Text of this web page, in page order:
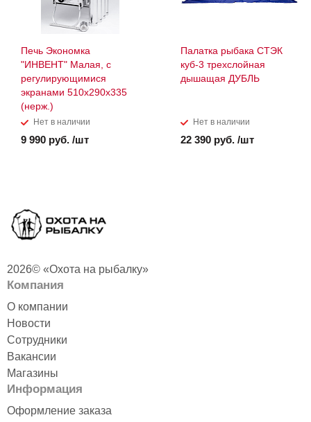
Печь Экономка
"ИНВЕНТ" Малая, с
регулирующимися
экранами 510х290х335
(нерж.)
Нет в наличии
9 990 руб. /шт
Палатка рыбака СТЭК
куб-3 трехслойная
дышащая ДУБЛЬ
Нет в наличии
22 390 руб. /шт
2026© «Охота на рыбалку»
Компания
О компании
Новости
Сотрудники
Вакансии
Магазины
Информация
Оформление заказа